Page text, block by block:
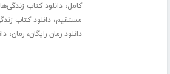
کامل،دانلود کتاب
مستقیم،دانلود کتاب
دانلود رمان رایگان،رمان،